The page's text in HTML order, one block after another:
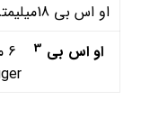
او اس بی 18میلیمتری روسی 122*244
او اس بی 3